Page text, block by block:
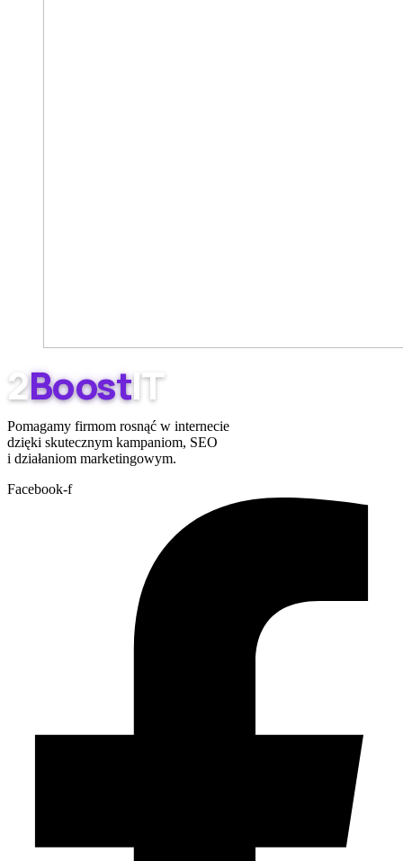
2BoostIT
Pomagamy firmom rosnąć w internecie
dzięki skutecznym kampaniom, SEO
i działaniom marketingowym.
Facebook-f